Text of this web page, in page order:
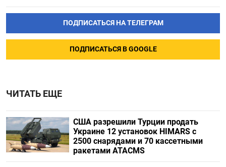
ПОДПИСАТЬСЯ НА ТЕЛЕГРАМ
ПОДПИСАТЬСЯ В GOOGLE
ЧИТАТЬ ЕЩЕ
США разрешили Турции продать
Украине 12 установок HIMARS с
2500 снарядами и 70 кассетными
ракетами ATACMS